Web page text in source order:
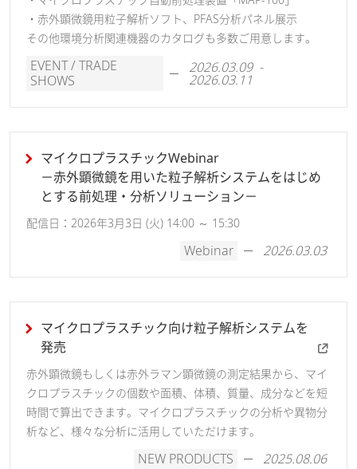
・赤外顕微鏡用粒子解析ソフト、PFAS分析パネル展示
その他環境分析関連機器のカタログも多数ご用意します。
EVENT / TRADE
SHOWS
2026.03.09 -
2026.03.11
マイクロプラスチックWebinar
－赤外顕微鏡を用いた粒子解析システムをはじめ
とする前処理・分析ソリューション－
配信日：2026年3月3日 (火) 14:00 ～ 15:30
Webinar 2026.03.03
マイクロプラスチック向け粒子解析システムを
発売
赤外顕微鏡もしくは赤外ラマン顕微鏡の測定結果から、マイ
クロプラスチックの個数や面積、体積、質量、成分などを短
時間で算出できます。マイクロプラスチックの分析や異物分
析など、様々な分析に活用していただけます。
NEW PRODUCTS 2025.08.06